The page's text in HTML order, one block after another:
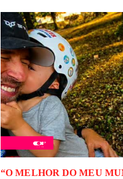
“O MELHOR DO MEU